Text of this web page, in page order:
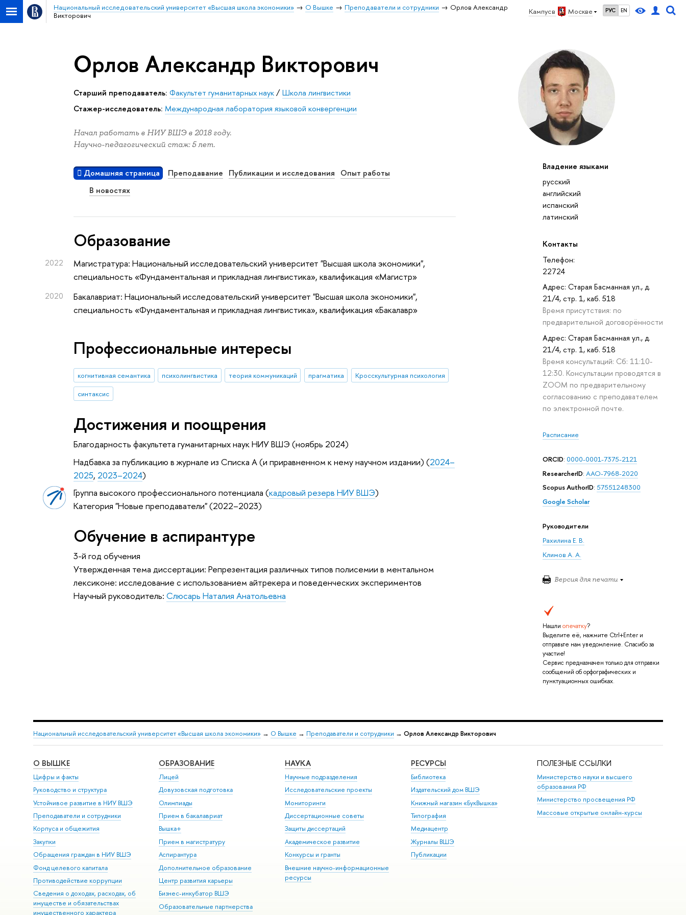
Кампус в Москве РУС EN
Национальный исследовательский университет «Высшая школа экономики» О Вышке Преподаватели и сотрудники
Орлов Александр
Викторович
Владение языками
русский
английский
испанский
латинский
Контакты
Телефон:
22724
Адрес: Старая Басманная ул., д.
21/4, стр. 1, каб. 518
Время присутствия: по
предварительной договорённости
Адрес: Старая Басманная ул., д.
21/4, стр. 1, каб. 518
Время консультаций: Сб: 11:10-
12:30. Консультации проводятся в
ZOOM по предварительному
согласованию с преподавателем
по электронной почте.
Расписание
ORCID: 0000-0001-7375-2121
ResearcherID: AAO-7968-2020
Scopus AuthorID: 57551248300
Google Scholar
Руководители
Рахилина Е. В.
Климов А. А.
Версия для печати
Нашли опечатку?
Выделите её, нажмите Ctrl+Enter и
отправьте нам уведомление. Спасибо за
участие!
Сервис предназначен только для отправки
сообщений об орфографических и
пунктуационных ошибках.
Орлов Александр Викторович
Старший преподаватель: Факультет гуманитарных наук/Школа лингвистики
Стажер-исследователь: Международная лаборатория языковой конвергенции
Начал работать в НИУ ВШЭ в 2018 году.
Научно-педагогический стаж: 5 лет.
Домашняя страница Преподавание Публикации и исследования
Опыт работы
В новостях
Oбразование
2022
Магистратура: Национальный исследовательский университет "Высшая школа экономики",
специальность «Фундаментальная и прикладная лингвистика», квалификация «Магистр»
2020
Бакалавриат: Национальный исследовательский университет "Высшая школа экономики",
специальность «Фундаментальная и прикладная лингвистика», квалификация «Бакалавр»
Профессиональные интересы
когнитивная семантика психолингвистика теория коммуникаций прагматика
Кросскультурная психология
синтаксис
Достижения и поощрения
Благодарность факультета гуманитарных наук НИУ ВШЭ (ноябрь 2024)
Надбавка за публикацию в журнале из Списка А (и приравненном к нему научном издании) (2024–
2025, 2023–2024)
Группа высокого профессионального потенциала (кадровый резерв НИУ ВШЭ)
Категория "Новые преподаватели" (2022–2023)
Обучение в аспирантуре
3-й год обучения
Утвержденная тема диссертации: Репрезентация различных типов полисемии в ментальном
лексиконе: исследование с использованием айтрекера и поведенческих экспериментов
Научный руководитель:Слюсарь Наталия Анатольевна
Национальный исследовательский университет «Высшая школа экономики» → О Вышке → Преподаватели и сотрудники → Орлов Александр Викторович
О ВЫШКЕ
Цифры и факты
Руководство и структура
Устойчивое развитие в НИУ ВШЭ
Преподаватели и сотрудники
Корпуса и общежития
Закупки
Обращения граждан в НИУ ВШЭ
Фонд целевого капитала
Противодействие коррупции
Сведения о доходах, расходах, об
имуществе и обязательствах
имущественного характера
ОБРАЗОВАНИЕ
Лицей
Довузовская подготовка
Олимпиады
Прием в бакалавриат
Вышка+
Прием в магистратуру
Аспирантура
Дополнительное образование
Центр развития карьеры
Бизнес-инкубатор ВШЭ
Образовательные партнерства
НАУКА
Научные подразделения
Исследовательские проекты
Мониторинги
Диссертационные советы
Защиты диссертаций
Академическое развитие
Конкурсы и гранты
Внешние научно-информационные
ресурсы
РЕСУРСЫ
Библиотека
Издательский дом ВШЭ
Книжный магазин «БукВышка»
Типография
Медиацентр
Журналы ВШЭ
Публикации
ПОЛЕЗНЫЕ ССЫЛКИ
Министерство науки и высшего
образования РФ
Министерство просвещения РФ
Массовые открытые онлайн-курсы